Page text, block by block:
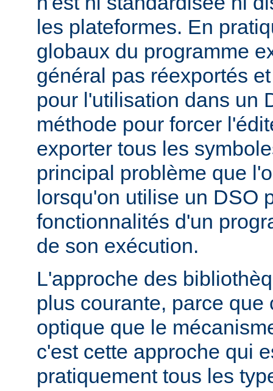
les plateformes. En
globaux du programme
général pas réexportés
pour l'utilisation dans un
méthode pour forcer
exporter tous les
principal problème que
lorsqu'on utilise un DSO
fonctionnalités d'un
de son exécution.
L'approche des
plus courante, parce que
optique que le
c'est cette approche qui
pratiquement tous les